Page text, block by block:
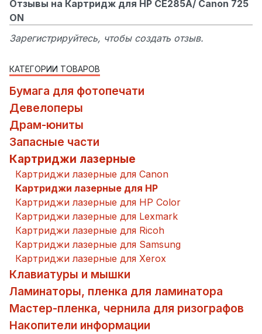
Отзывы на Картридж для HP CE285A/ Canon 725
ON
Зарегистрируйтесь, чтобы создать отзыв.
КАТЕГОРИИ ТОВАРОВ
Бумага для фотопечати
Девелоперы
Драм-юниты
Запасные части
Картриджи лазерные
Картриджи лазерные для Canon
Картриджи лазерные для HP
Картриджи лазерные для HP Color
Картриджи лазерные для Lexmark
Картриджи лазерные для Ricoh
Картриджи лазерные для Samsung
Картриджи лазерные для Xerox
Клавиатуры и мышки
Ламинаторы, пленка для ламинатора
Мастер-пленка, чернила для ризографов
Накопители информации